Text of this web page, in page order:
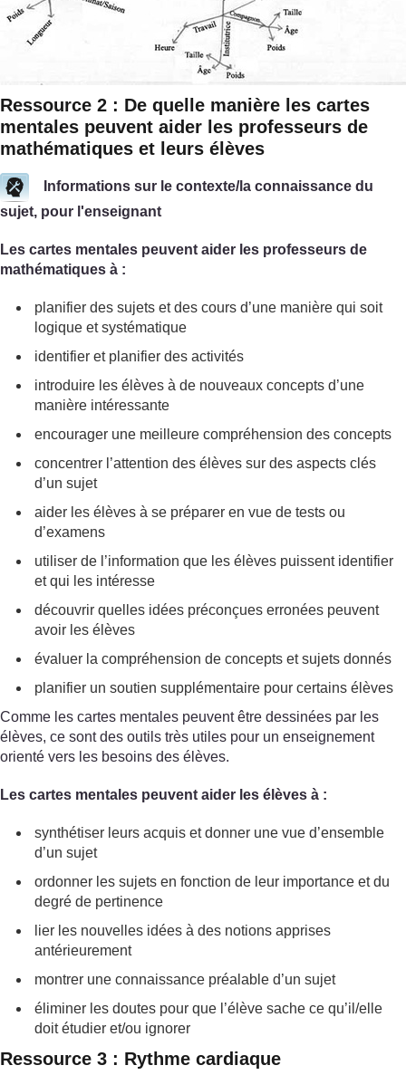
Ressource 2 : De quelle manière les cartes
mentales peuvent aider les professeurs de
mathématiques et leurs élèves
Informations sur le contexte/la connaissance du
sujet, pour l'enseignant
Les cartes mentales peuvent aider les professeurs de
mathématiques à :
planifier des sujets et des cours d’une manière qui soit
logique et systématique
identifier et planifier des activités
introduire les élèves à de nouveaux concepts d’une
manière intéressante
encourager une meilleure compréhension des concepts
concentrer l’attention des élèves sur des aspects clés
d’un sujet
aider les élèves à se préparer en vue de tests ou
d’examens
utiliser de l’information que les élèves puissent identifier
et qui les intéresse
découvrir quelles idées préconçues erronées peuvent
avoir les élèves
évaluer la compréhension de concepts et sujets donnés
planifier un soutien supplémentaire pour certains élèves
Comme les cartes mentales peuvent être dessinées par les
élèves, ce sont des outils très utiles pour un enseignement
orienté vers les besoins des élèves.
Les cartes mentales peuvent aider les élèves à :
synthétiser leurs acquis et donner une vue d’ensemble
d’un sujet
ordonner les sujets en fonction de leur importance et du
degré de pertinence
lier les nouvelles idées à des notions apprises
antérieurement
montrer une connaissance préalable d’un sujet
éliminer les doutes pour que l’élève sache ce qu’il/elle
doit étudier et/ou ignorer
Ressource 3 : Rythme cardiaque